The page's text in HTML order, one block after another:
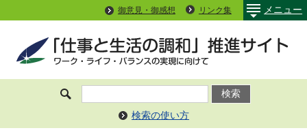
御意見・御感想 リンク集 メニュー
検索の使い方